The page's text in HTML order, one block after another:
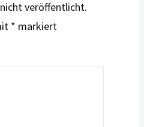
veröffentlicht.
* markiert